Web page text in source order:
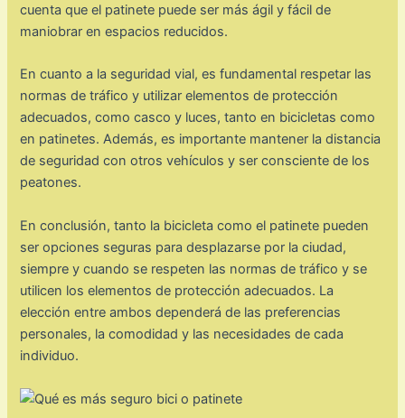
cuenta que el patinete puede ser más ágil y fácil de
maniobrar en espacios reducidos.
En cuanto a la seguridad vial, es fundamental respetar las
normas de tráfico y utilizar elementos de protección
adecuados, como casco y luces, tanto en bicicletas como
en patinetes. Además, es importante mantener la distancia
de seguridad con otros vehículos y ser consciente de los
peatones.
En conclusión, tanto la bicicleta como el patinete pueden
ser opciones seguras para desplazarse por la ciudad,
siempre y cuando se respeten las normas de tráfico y se
utilicen los elementos de protección adecuados. La
elección entre ambos dependerá de las preferencias
personales, la comodidad y las necesidades de cada
individuo.